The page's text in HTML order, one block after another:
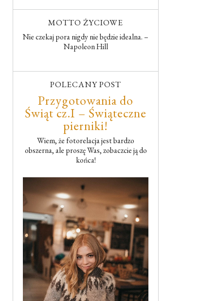
MOTTO ŻYCIOWE
Nie czekaj pora nigdy nie będzie idealna. –
Napoleon Hill
POLECANY POST
Przygotowania do
Świąt cz.I – Świąteczne
pierniki!
Wiem, że fotorelacja jest bardzo
obszerna, ale proszę Was, zobaczcie ją do
końca!